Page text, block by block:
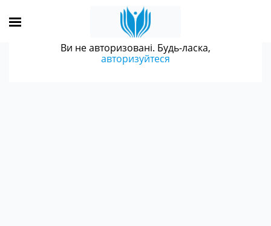
Ви не авторизовані. Будь-ласка,
авторизуйтеся